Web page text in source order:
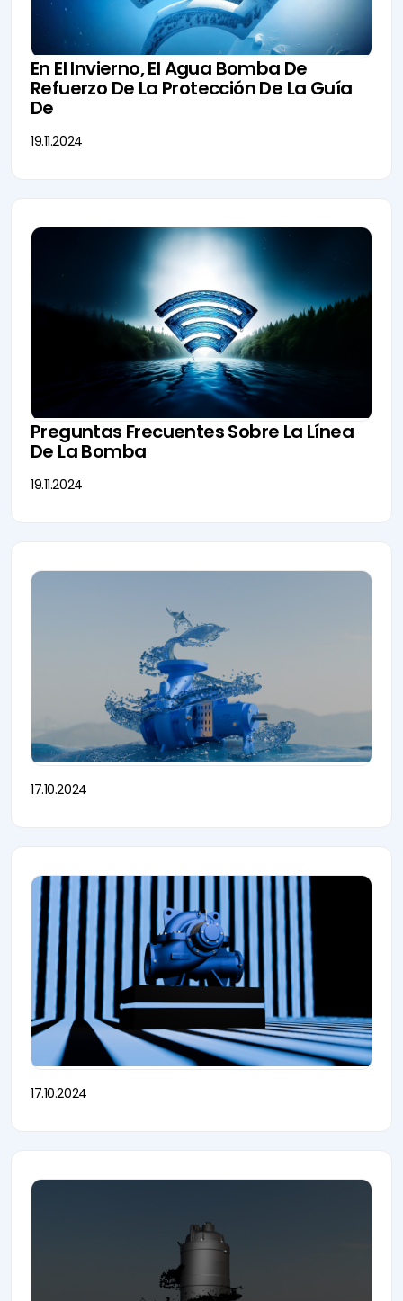
En El Invierno, El Agua Bomba De
Refuerzo De La Protección De La Guía
De
19.11.2024
Preguntas Frecuentes Sobre La Línea
De La Bomba
19.11.2024
17.10.2024
17.10.2024